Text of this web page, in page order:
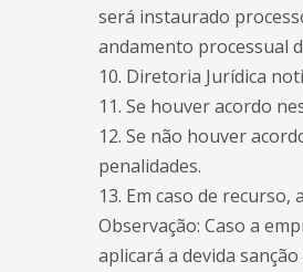
será instaurado
andamento processual
10. Diretoria Jurídica
11. Se houver acordo
12. Se não houver
penalidades.
13. Em caso de
Observação​: Caso a
aplicará a devida